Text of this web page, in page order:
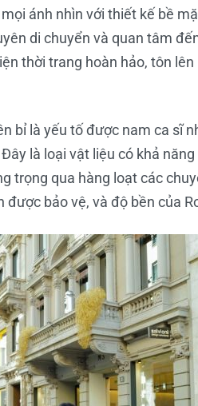
ánh nhìn với thiết kế bề
di chuyển và quan tâm
thời trang hoàn hảo, tôn
bỉ là yếu tố được nam ca sĩ
là loại vật liệu có khả
trọng qua hàng loạt các
được bảo vệ, và độ bền của